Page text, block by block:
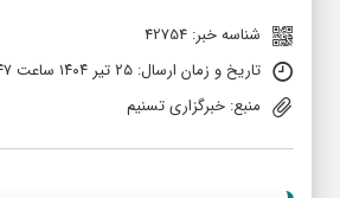
شناسه خبر: 42754
تاریخ و زمان ارسال: ۲۵ تیر ۱۴۰۴ ساعت ۱۱:۴۷
منبع: خبرگزاری تسنیم